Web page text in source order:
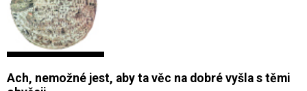
Ach, nemožné jest, aby ta věc na dobré vyšla s těmi